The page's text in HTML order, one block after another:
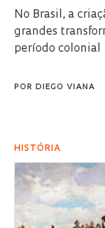
No Brasil, a
grandes
período colonial
POR DIEGO VIANA
HISTÓRIA